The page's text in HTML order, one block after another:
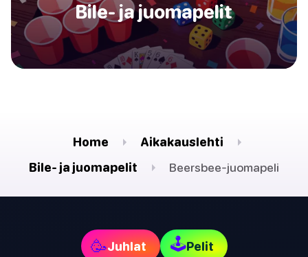
Bile- ja juomapelit
Home
Aikakauslehti
Bile- ja juomapelit
Beersbee-juomapeli
🥳Juhlat 🕹Pelit